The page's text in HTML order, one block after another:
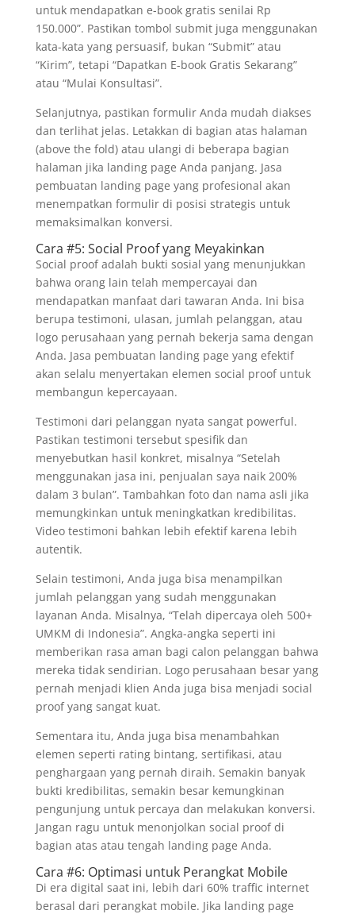
untuk mendapatkan e-book gratis senilai Rp
150.000”. Pastikan tombol submit juga menggunakan
kata-kata yang persuasif, bukan “Submit” atau
“Kirim”, tetapi “Dapatkan E-book Gratis Sekarang”
atau “Mulai Konsultasi”.
Selanjutnya, pastikan formulir Anda mudah diakses
dan terlihat jelas. Letakkan di bagian atas halaman
(above the fold) atau ulangi di beberapa bagian
halaman jika landing page Anda panjang. Jasa
pembuatan landing page yang profesional akan
menempatkan formulir di posisi strategis untuk
memaksimalkan konversi.
Cara #5: Social Proof yang Meyakinkan
Social proof adalah bukti sosial yang menunjukkan
bahwa orang lain telah mempercayai dan
mendapatkan manfaat dari tawaran Anda. Ini bisa
berupa testimoni, ulasan, jumlah pelanggan, atau
logo perusahaan yang pernah bekerja sama dengan
Anda. Jasa pembuatan landing page yang efektif
akan selalu menyertakan elemen social proof untuk
membangun kepercayaan.
Testimoni dari pelanggan nyata sangat powerful.
Pastikan testimoni tersebut spesifik dan
menyebutkan hasil konkret, misalnya “Setelah
menggunakan jasa ini, penjualan saya naik 200%
dalam 3 bulan”. Tambahkan foto dan nama asli jika
memungkinkan untuk meningkatkan kredibilitas.
Video testimoni bahkan lebih efektif karena lebih
autentik.
Selain testimoni, Anda juga bisa menampilkan
jumlah pelanggan yang sudah menggunakan
layanan Anda. Misalnya, “Telah dipercaya oleh 500+
UMKM di Indonesia”. Angka-angka seperti ini
memberikan rasa aman bagi calon pelanggan bahwa
mereka tidak sendirian. Logo perusahaan besar yang
pernah menjadi klien Anda juga bisa menjadi social
proof yang sangat kuat.
Sementara itu, Anda juga bisa menambahkan
elemen seperti rating bintang, sertifikasi, atau
penghargaan yang pernah diraih. Semakin banyak
bukti kredibilitas, semakin besar kemungkinan
pengunjung untuk percaya dan melakukan konversi.
Jangan ragu untuk menonjolkan social proof di
bagian atas atau tengah landing page Anda.
Cara #6: Optimasi untuk Perangkat Mobile
Di era digital saat ini, lebih dari 60% traffic internet
berasal dari perangkat mobile. Jika landing page